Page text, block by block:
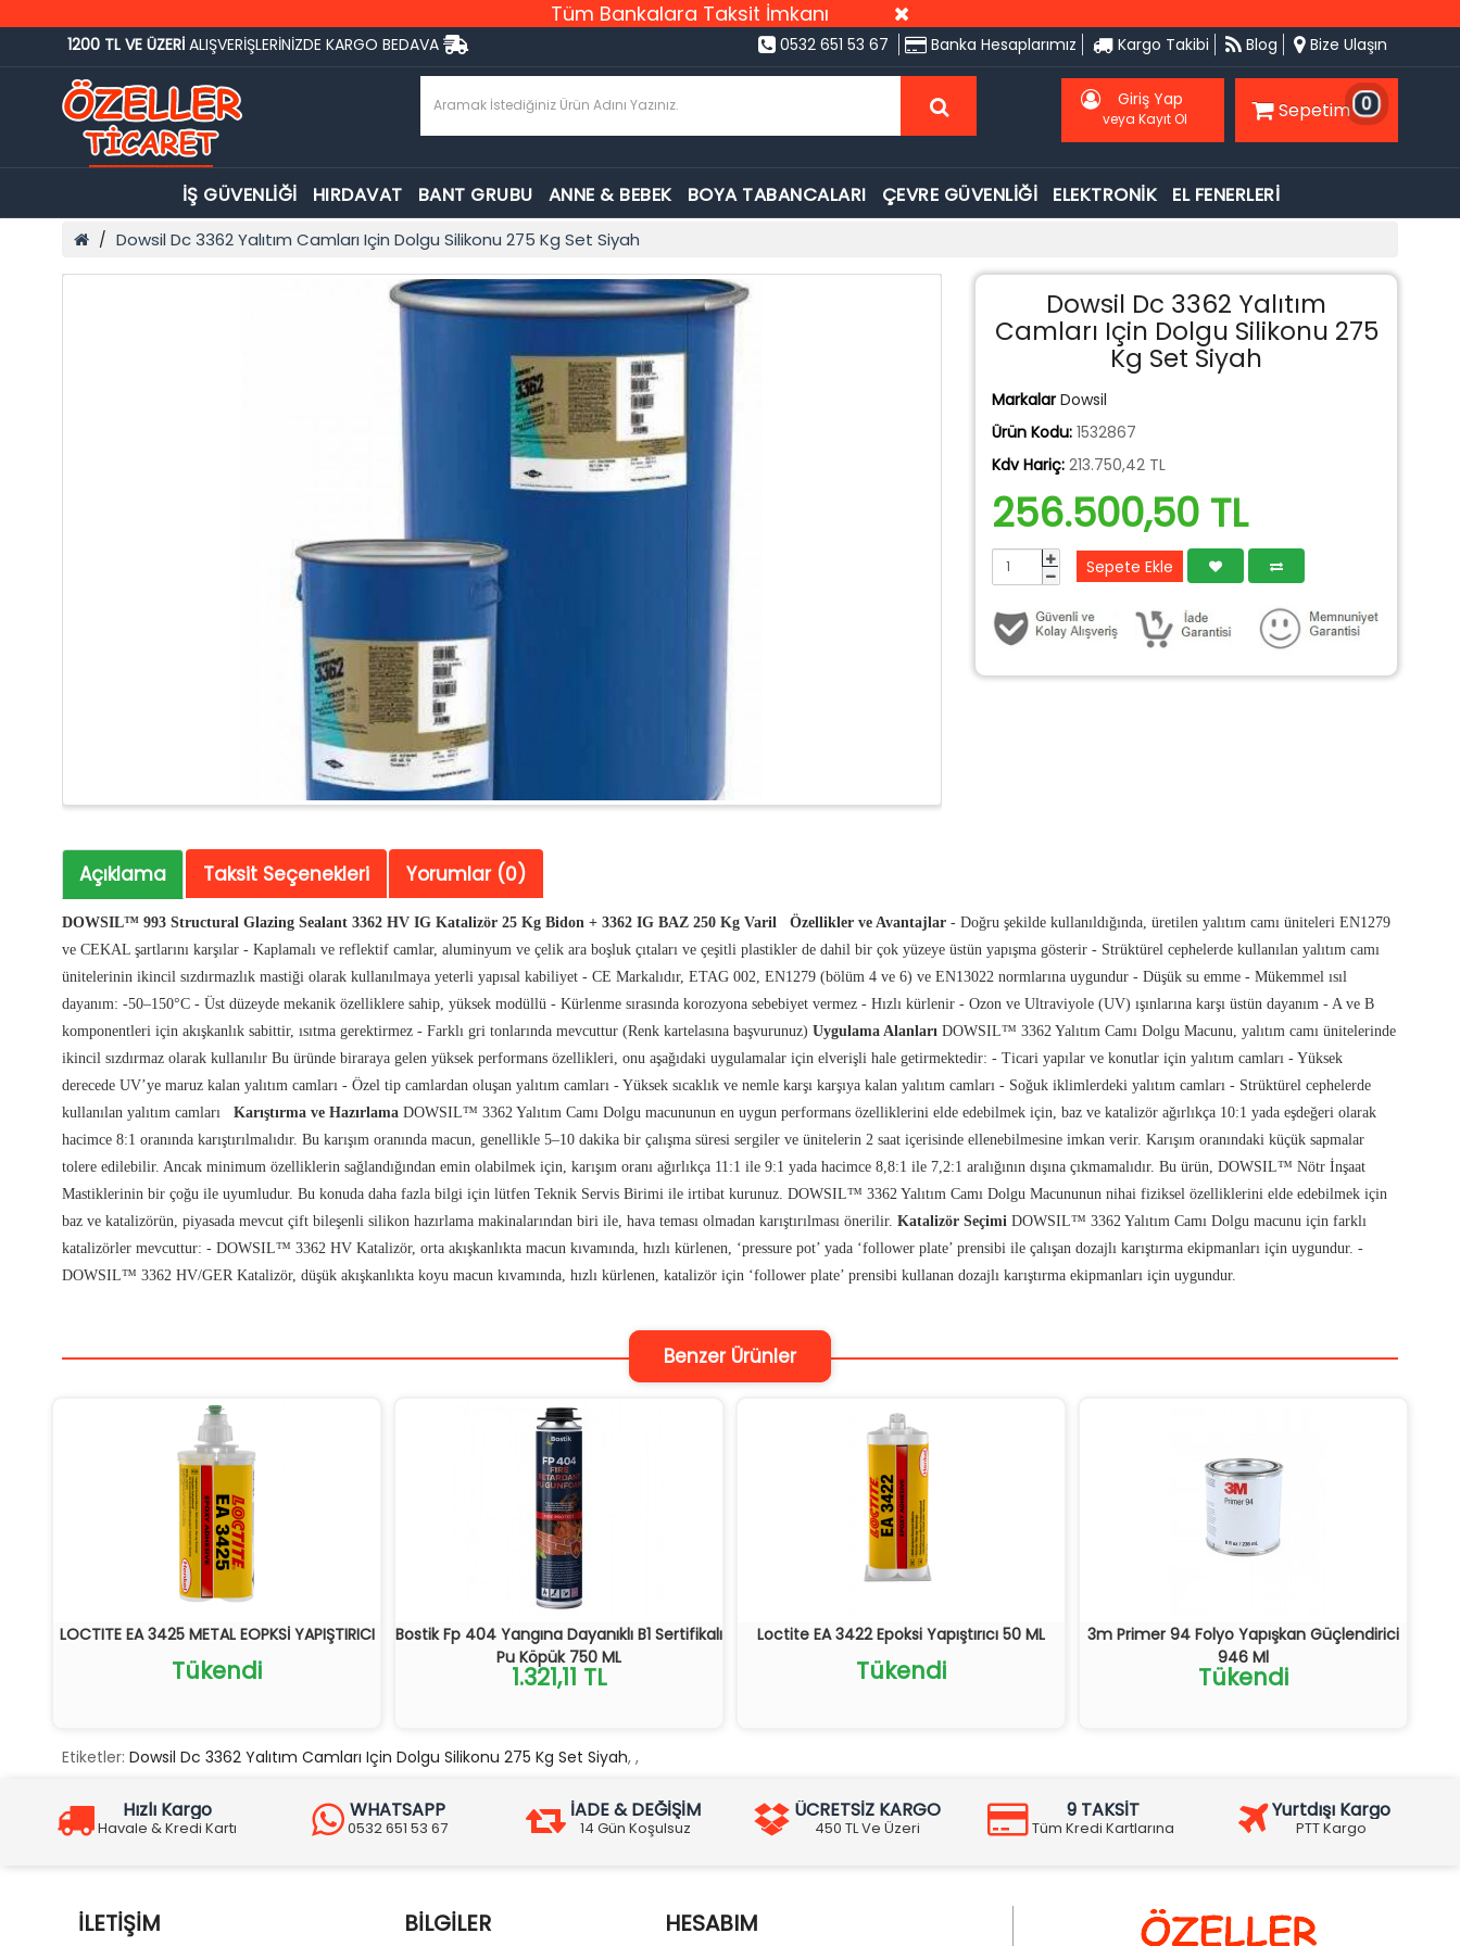
Tüm Bankalara Taksit İmkanı
1200 TL VE ÜZERİ ALIŞVERİŞLERİNİZDE KARGO BEDAVA 0532 651 53 67 Banka Hesaplarımız Kargo Takibi Blog Bize Ulaşın
Giriş Yap
veya Kayıt Ol Sepetim 0
İŞ GÜVENLİĞİ HIRDAVAT BANT GRUBU ANNE & BEBEK BOYA TABANCALARI ÇEVRE GÜVENLİĞİ ELEKTRONİK EL FENERLERİ
Dowsil Dc 3362 Yalıtım Camları Için Dolgu Silikonu 275 Kg Set Siyah
Dowsil Dc 3362 Yalıtım
Camları Için Dolgu Silikonu 275
Kg Set Siyah
Markalar Dowsil
Ürün Kodu: 1532867
Kdv Hariç: 213.750,42 TL
256.500,50 TL
Sepete Ekle
Açıklama Taksit Seçenekleri Yorumlar (0)
DOWSIL™ 993 Structural Glazing Sealant 3362 HV IG Katalizör 25 Kg Bidon + 3362 IG BAZ 250 Kg Varil Özellikler ve Avantajlar - Doğru şekilde kullanıldığında, üretilen yalıtım camı üniteleri EN1279
ve CEKAL şartlarını karşılar - Kaplamalı ve reflektif camlar, aluminyum ve çelik ara boşluk çıtaları ve çeşitli plastikler de dahil bir çok yüzeye üstün yapışma gösterir - Strüktürel cephelerde kullanılan yalıtım camı
ünitelerinin ikincil sızdırmazlık mastiği olarak kullanılmaya yeterli yapısal kabiliyet - CE Markalıdır, ETAG 002, EN1279 (bölüm 4 ve 6) ve EN13022 normlarına uygundur - Düşük su emme - Mükemmel ısıl
dayanım: -50–150°C - Üst düzeyde mekanik özelliklere sahip, yüksek modüllü - Kürlenme sırasında korozyona sebebiyet vermez - Hızlı kürlenir - Ozon ve Ultraviyole (UV) ışınlarına karşı üstün dayanım - A ve B
komponentleri için akışkanlık sabittir, ısıtma gerektirmez - Farklı gri tonlarında mevcuttur (Renk kartelasına başvurunuz) Uygulama Alanları DOWSIL™ 3362 Yalıtım Camı Dolgu Macunu, yalıtım camı ünitelerinde
ikincil sızdırmaz olarak kullanılır Bu üründe biraraya gelen yüksek performans özellikleri, onu aşağıdaki uygulamalar için elverişli hale getirmektedir: - Ticari yapılar ve konutlar için yalıtım camları - Yüksek
derecede UV’ye maruz kalan yalıtım camları - Özel tip camlardan oluşan yalıtım camları - Yüksek sıcaklık ve nemle karşı karşıya kalan yalıtım camları - Soğuk iklimlerdeki yalıtım camları - Strüktürel cephelerde
kullanılan yalıtım camları Karıştırma ve Hazırlama DOWSIL™ 3362 Yalıtım Camı Dolgu macununun en uygun performans özelliklerini elde edebilmek için, baz ve katalizör ağırlıkça 10:1 yada eşdeğeri olarak
hacimce 8:1 oranında karıştırılmalıdır. Bu karışım oranında macun, genellikle 5–10 dakika bir çalışma süresi sergiler ve ünitelerin 2 saat içerisinde ellenebilmesine imkan verir. Karışım oranındaki küçük sapmalar
tolere edilebilir. Ancak minimum özelliklerin sağlandığından emin olabilmek için, karışım oranı ağırlıkça 11:1 ile 9:1 yada hacimce 8,8:1 ile 7,2:1 aralığının dışına çıkmamalıdır. Bu ürün, DOWSIL™ Nötr İnşaat
Mastiklerinin bir çoğu ile uyumludur. Bu konuda daha fazla bilgi için lütfen Teknik Servis Birimi ile irtibat kurunuz. DOWSIL™ 3362 Yalıtım Camı Dolgu Macununun nihai fiziksel özelliklerini elde edebilmek için
baz ve katalizörün, piyasada mevcut çift bileşenli silikon hazırlama makinalarından biri ile, hava teması olmadan karıştırılması önerilir. Katalizör Seçimi DOWSIL™ 3362 Yalıtım Camı Dolgu macunu için farklı
katalizörler mevcuttur: - DOWSIL™ 3362 HV Katalizör, orta akışkanlıkta macun kıvamında, hızlı kürlenen, ‘pressure pot’ yada ‘follower plate’ prensibi ile çalışan dozajlı karıştırma ekipmanları için uygundur. -
DOWSIL™ 3362 HV/GER Katalizör, düşük akışkanlıkta koyu macun kıvamında, hızlı kürlenen, katalizör için ‘follower plate’ prensibi kullanan dozajlı karıştırma ekipmanları için uygundur.
Benzer Ürünler
LOCTITE EA 3425 METAL EOPKSİ YAPIŞTIRICI
Tükendi
Bostik Fp 404 Yangına Dayanıklı B1 Sertifikalı
Pu Köpük 750 ML
1.321,11 TL
Loctite EA 3422 Epoksi Yapıştırıcı 50 ML
Tükendi
3m Primer 94 Folyo Yapışkan Güçlendirici
946 Ml
Tükendi
Etiketler: Dowsil Dc 3362 Yalıtım Camları Için Dolgu Silikonu 275 Kg Set Siyah, ,
Hızlı Kargo
Havale & Kredi Kartı
WHATSAPP
0532 651 53 67
İADE & DEĞİŞİM
14 Gün Koşulsuz
ÜCRETSİZ KARGO
450 TL Ve Üzeri
9 TAKSİT
Tüm Kredi Kartlarına
Yurtdışı Kargo
PTT Kargo
İLETIŞIM BILGILER HESABIM